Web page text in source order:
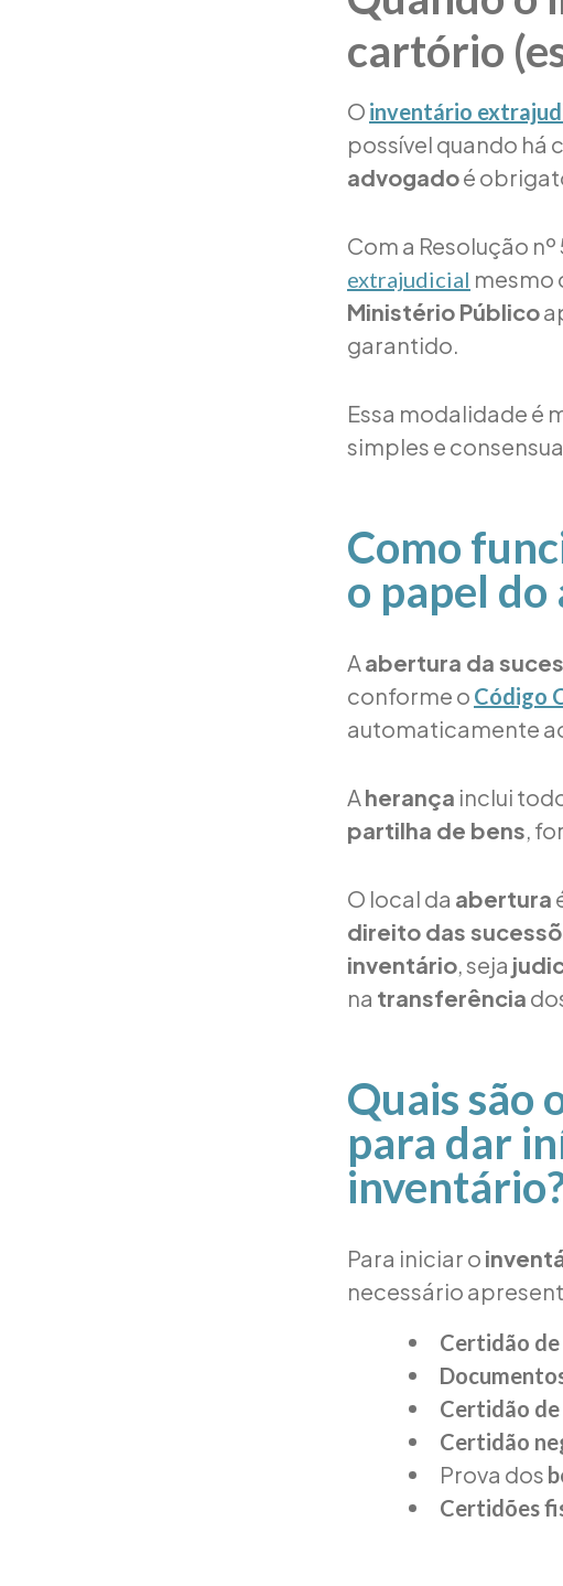
cartório
O inventário
possível quando há
advogadoé
Com a Resolução
extrajudicial mesmo
Ministério Público
garantido.
Essa modalidade é
simples e
Como
o papel do
Aabertura da
conforme o Código
automaticamente
Aherança inclui
partilha de bens,
O local da abertura
direito das
inventário, seja
na transferência
Quais são
para dar
Para iniciar o
necessário
Certidão
Certidão
Certidão
Prova dos
Certidões